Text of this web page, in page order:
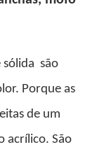
sólida são
Porque as
de um
acrílico. São